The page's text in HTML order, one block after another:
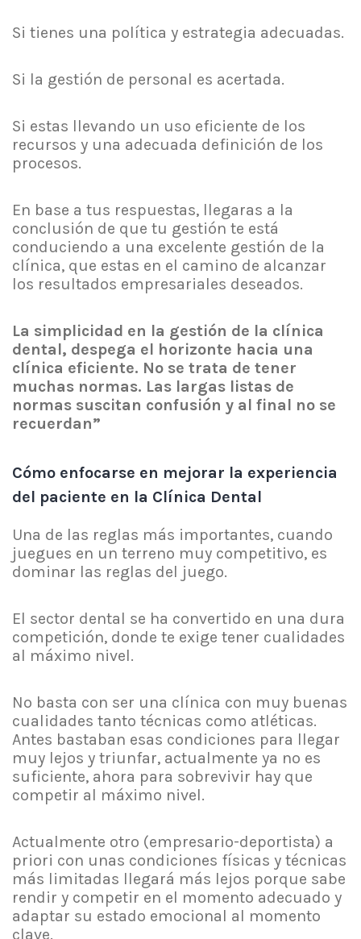
Si tienes una política y estrategia adecuadas.
Si la gestión de personal es acertada.
Si estas llevando un uso eficiente de los
recursos y una adecuada definición de los
procesos.
En base a tus respuestas, llegaras a la
conclusión de que tu gestión te está
conduciendo a una excelente gestión de la
clínica, que estas en el camino de alcanzar
los resultados empresariales deseados.
La simplicidad en la gestión de la clínica
dental, despega el horizonte hacia una
clínica eficiente. No se trata de tener
muchas normas. Las largas listas de
normas suscitan confusión y al final no se
recuerdan”
Cómo enfocarse en mejorar la experiencia
del paciente en la Clínica Dental
Una de las reglas más importantes, cuando
juegues en un terreno muy competitivo, es
dominar las reglas del juego.
El sector dental se ha convertido en una dura
competición, donde te exige tener cualidades
al máximo nivel.
No basta con ser una clínica con muy buenas
cualidades tanto técnicas como atléticas.
Antes bastaban esas condiciones para llegar
muy lejos y triunfar, actualmente ya no es
suficiente, ahora para sobrevivir hay que
competir al máximo nivel.
Actualmente otro (empresario-deportista) a
priori con unas condiciones físicas y técnicas
más limitadas llegará más lejos porque sabe
rendir y competir en el momento adecuado y
adaptar su estado emocional al momento
clave.